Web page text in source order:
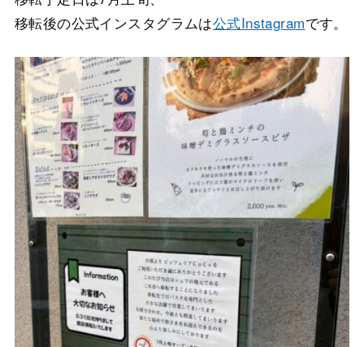
移転後の公式インスタグラムは公式Instagramです。